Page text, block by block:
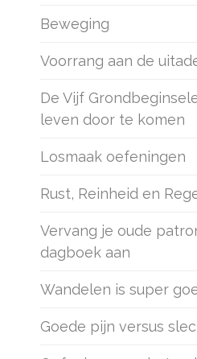
Beweging
Voorrang aan de
De Vijf
leven door te komen
Losmaak oefeningen
Rust, Reinheid en
Vervang je oude
dagboek aan
Wandelen is super
Goede pijn versus